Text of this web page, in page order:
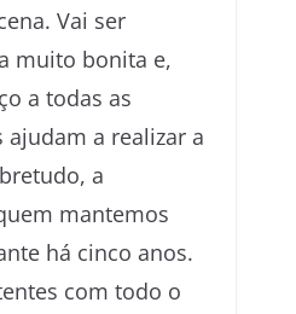
Vai ser
muito bonita e,
a todas as
a realizar a
a
mantemos
há cinco anos.
com todo o